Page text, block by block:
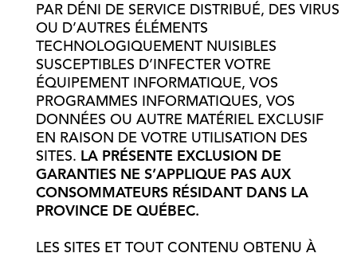
PAR DÉNI DE SERVICE DISTRIBUÉ, DES VIRUS
OU D’AUTRES ÉLÉMENTS
TECHNOLOGIQUEMENT NUISIBLES
SUSCEPTIBLES D’INFECTER VOTRE
ÉQUIPEMENT INFORMATIQUE, VOS
PROGRAMMES INFORMATIQUES, VOS
DONNÉES OU AUTRE MATÉRIEL EXCLUSIF
EN RAISON DE VOTRE UTILISATION DES
SITES. LA PRÉSENTE EXCLUSION DE
GARANTIES NE S’APPLIQUE PAS AUX
CONSOMMATEURS RÉSIDANT DANS LA
PROVINCE DE QUÉBEC.
LES SITES ET TOUT CONTENU OBTENU À